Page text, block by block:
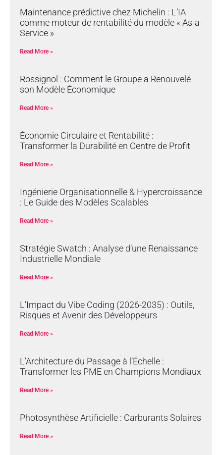
Maintenance prédictive chez Michelin : L’IA
comme moteur de rentabilité du modèle « As-a-
Service »
Read More »
Rossignol : Comment le Groupe a Renouvelé
son Modèle Économique
Read More »
Économie Circulaire et Rentabilité :
Transformer la Durabilité en Centre de Profit
Read More »
Ingénierie Organisationnelle & Hypercroissance
: Le Guide des Modèles Scalables
Read More »
Stratégie Swatch : Analyse d’une Renaissance
Industrielle Mondiale
Read More »
L’Impact du Vibe Coding (2026-2035) : Outils,
Risques et Avenir des Développeurs
Read More »
L’Architecture du Passage à l’Échelle :
Transformer les PME en Champions Mondiaux
Read More »
Photosynthèse Artificielle : Carburants Solaires
Read More »